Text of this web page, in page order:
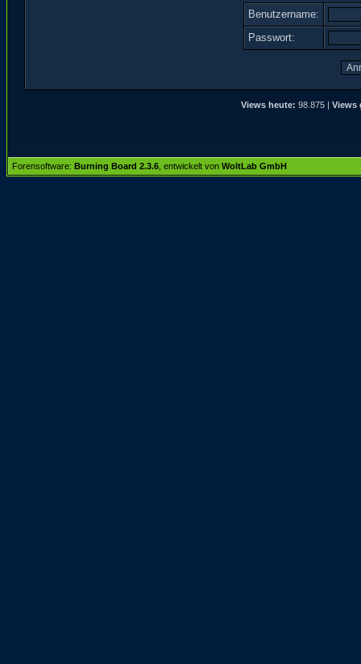
Benutzername:
Passwort:
Views heute: 98.875 | Views
Forensoftware: Burning Board 2.3.6 , entwickelt von WoltLab GmbH